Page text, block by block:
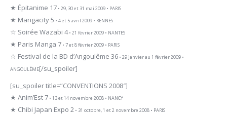
★ Épitanime 17 • 29, 30 et 31 mai 2009 • PARIS
★ Mangacity 5 • 4 et 5 avril 2009 • RENNES
☆ Soirée Wazabi 4• 21 février 2009 • NANTES
★ Paris Manga 7 • 7 et 8 février 2009 • PARIS
☆ Festival de la BD d’Angoulême 36 • 29 janvier au 1 février 2009 •
ANGOULÊME[/su_spoiler]
[su_spoiler title=”CONVENTIONS 2008″]
★ Anim’Est 7 • 13 et 14 novembre 2008 • NANCY
★ Chibi Japan Expo 2 • 31 octobre, 1 et 2 novembre 2008 • PARIS